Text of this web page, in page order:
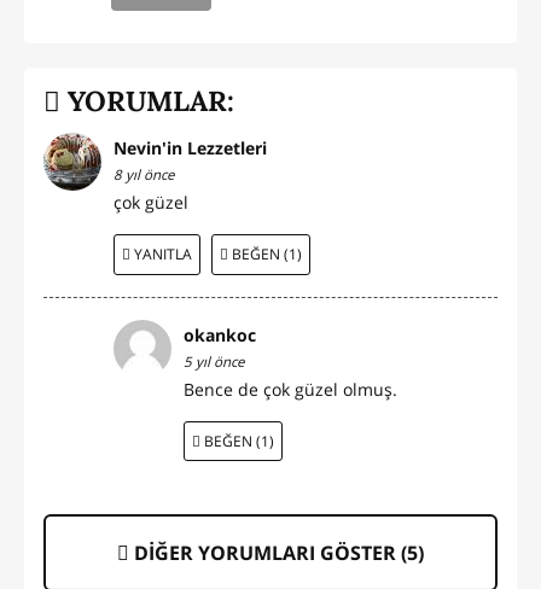
YORUMLAR:
Nevin'in Lezzetleri
8 yıl önce
çok güzel
YANITLA BEĞEN (1)
okankoc
5 yıl önce
Bence de çok güzel olmuş.
BEĞEN (1)
DİĞER YORUMLARI GÖSTER (5)